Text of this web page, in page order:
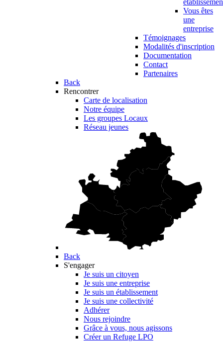
Vous êtes
une
entreprise
Témoignages
Modalités d'inscription
Documentation
Contact
Partenaires
Back
Rencontrer
Carte de localisation
Notre équipe
Les groupes Locaux
Réseau jeunes
Back
S'engager
Je suis un citoyen
Je suis une entreprise
Je suis un établissement
Je suis une collectivité
Adhérer
Nous rejoindre
Grâce à vous, nous agissons
Créer un Refuge LPO